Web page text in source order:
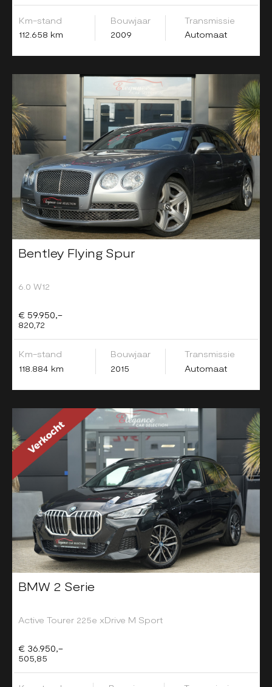
Km-stand
112.658 km
Bouwjaar
2009
Transmissie
Automaat
Bentley Flying Spur
6.0 W12
€ 59.950,-
820,72
Km-stand
118.884 km
Bouwjaar
2015
Transmissie
Automaat
BMW 2 Serie
Active Tourer 225e xDrive M Sport
€ 36.950,-
505,85